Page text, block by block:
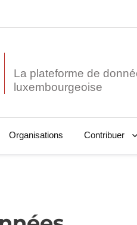
La plateforme de
Organisations Contribuer